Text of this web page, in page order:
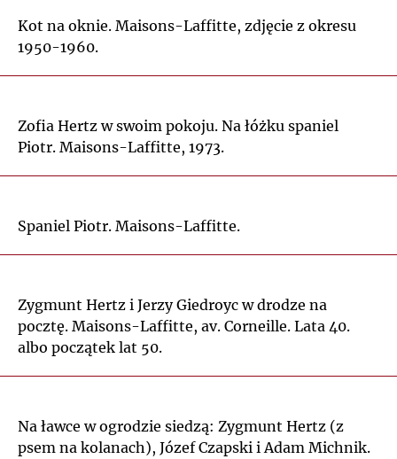
Kot na oknie. Maisons-Laffitte, zdjęcie z okresu
1950-1960.
Zofia Hertz w swoim pokoju. Na łóżku spaniel
Piotr. Maisons-Laffitte, 1973.
Spaniel Piotr. Maisons-Laffitte.
Zygmunt Hertz i Jerzy Giedroyc w drodze na
pocztę. Maisons-Laffitte, av. Corneille. Lata 40.
albo początek lat 50.
Na ławce w ogrodzie siedzą: Zygmunt Hertz (z
psem na kolanach), Józef Czapski i Adam Michnik.